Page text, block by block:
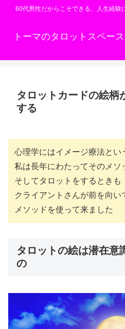
60代男性だからこそできる、人生経験
トーマのタロットスペー
タロットカードの絵柄
する
心理学にはイメージ療法とい
私は長年にわたってそのメソ
そしてタロットをするときも
クライアントさんが前を向
メソッドを使って来ました
タロットの絵は潜在意
の